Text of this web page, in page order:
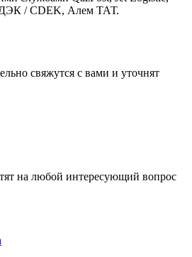
/ CDEK, Алем ТАТ.
свяжутся с вами и уточнят
на любой интересующий вопрос